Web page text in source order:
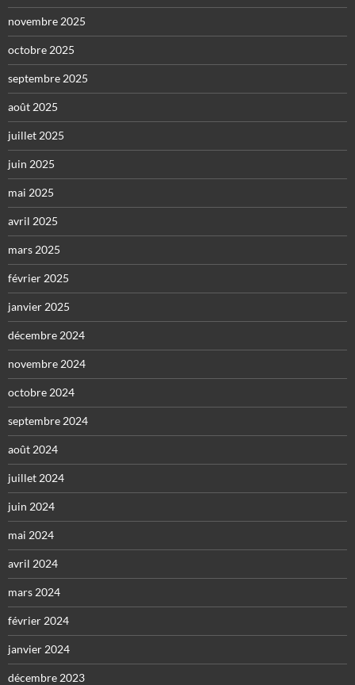
novembre 2025
octobre 2025
septembre 2025
août 2025
juillet 2025
juin 2025
mai 2025
avril 2025
mars 2025
février 2025
janvier 2025
décembre 2024
novembre 2024
octobre 2024
septembre 2024
août 2024
juillet 2024
juin 2024
mai 2024
avril 2024
mars 2024
février 2024
janvier 2024
décembre 2023